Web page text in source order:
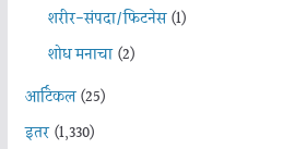
शरीर-संपदा/फिटनेस(1)
शोध मनाचा(2)
आर्टिकल(25)
इतर(1,330)